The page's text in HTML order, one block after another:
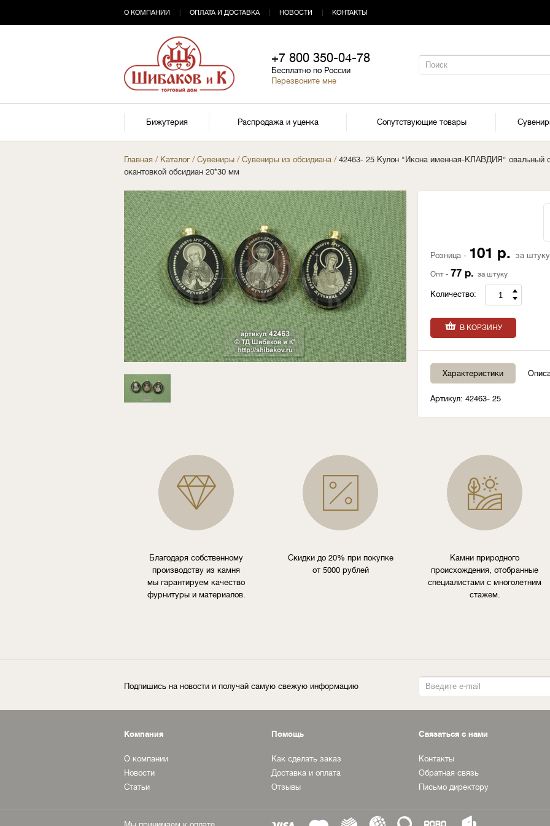
О КОМПАНИИ ОПЛАТА И ДОСТАВКА НОВОСТИ КОНТАКТЫ
+7 800 350-04-78
Бесплатно по России
Перезвоните мне
Бижутерия Распродажа и уценка Сопутствующие товары
Главная / Каталог/ Сувениры / Сувениры из обсидиана / 42463- 25 Кулон "Икона именная-КЛАВДИЯ" овальный
окантовкой обсидиан 20*30 мм
Розница - 101 р. за штуку
Опт - 77 р. за штуку
Количество:
В КОРЗИНУ
Характеристики
Артикул: 42463- 25
Благодаря собственному
производству из камня
мы гарантируем качество
фурнитуры и материалов.
Скидки до 20% при покупке
от 5000 рублей
Камни природного
происхождения, отобранные
специалистами с многолетним
стажем.
Подпишись на новости и получай самую свежую информацию
Компания
О компании
Новости
Статьи
Помощь
Как сделать заказ
Доставка и оплата
Отзывы
Связаться с нами
Контакты
Обратная связь
Письмо директору